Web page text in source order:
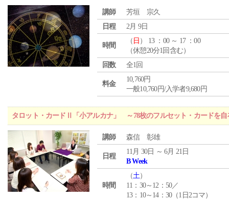
講師
芳垣 宗久
日程
2月 9日
時間
（ 日 ） 13 ：00 ～ 17 ：00
（休憩20分1回含む）
回数
全1回
料金
10,760円
一般10,760円/入学者9,680円
タロット・カードⅡ「小アルカナ」 ～78枚のフルセット・カードを自
講師 森信 彰雄
日程
11月 30日 ～ 6月 21日
B Week
時間
（土）
11：30～12：50／
13：10～14：30（1日2コマ）